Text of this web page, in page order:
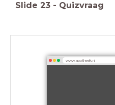
Slide 23 - Quizvraag
www.apotheek.nl